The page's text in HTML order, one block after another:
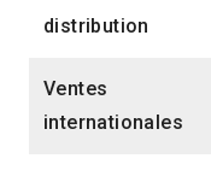
distribution
Ventes
internationales